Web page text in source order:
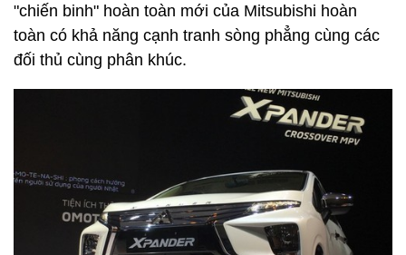
"chiến binh" hoàn toàn mới của Mitsubishi hoàn
toàn có khả năng cạnh tranh sòng phẳng cùng các
đối thủ cùng phân khúc.